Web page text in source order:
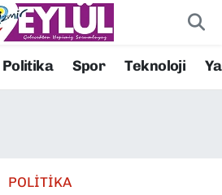
Politika Spor Teknoloji
POLİTİKA
Durumu ve Fikstür